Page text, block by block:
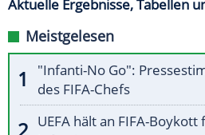
Aktuelle Ergebnisse, Tabellen
Meistgelesen
"Infanti-No Go":
des FIFA-Chefs
UEFA hält an FIFA-Boykott